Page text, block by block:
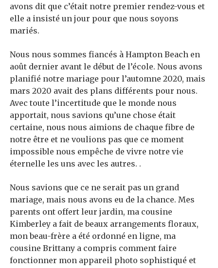
avons dit que c’était notre premier rendez-vous et
elle a insisté un jour pour que nous soyons
mariés.
Nous nous sommes fiancés à Hampton Beach en
août dernier avant le début de l’école. Nous avons
planifié notre mariage pour l’automne 2020, mais
mars 2020 avait des plans différents pour nous.
Avec toute l’incertitude que le monde nous
apportait, nous savions qu’une chose était
certaine, nous nous aimions de chaque fibre de
notre être et ne voulions pas que ce moment
impossible nous empêche de vivre notre vie
éternelle les uns avec les autres. .
Nous savions que ce ne serait pas un grand
mariage, mais nous avons eu de la chance. Mes
parents ont offert leur jardin, ma cousine
Kimberley a fait de beaux arrangements floraux,
mon beau-frère a été ordonné en ligne, ma
cousine Brittany a compris comment faire
fonctionner mon appareil photo sophistiqué et